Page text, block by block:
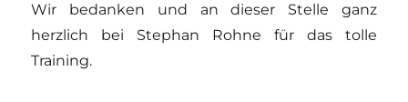
Wir bedanken und an dieser Stelle ganz
herzlich bei Stephan Rohne für das tolle
Training.